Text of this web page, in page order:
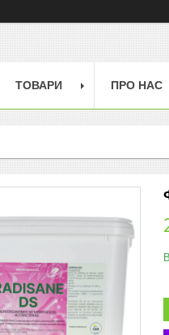
ТОВАРИ ПРО НАС